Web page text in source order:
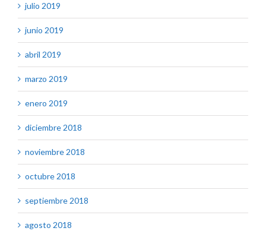
julio 2019
junio 2019
abril 2019
marzo 2019
enero 2019
diciembre 2018
noviembre 2018
octubre 2018
septiembre 2018
agosto 2018